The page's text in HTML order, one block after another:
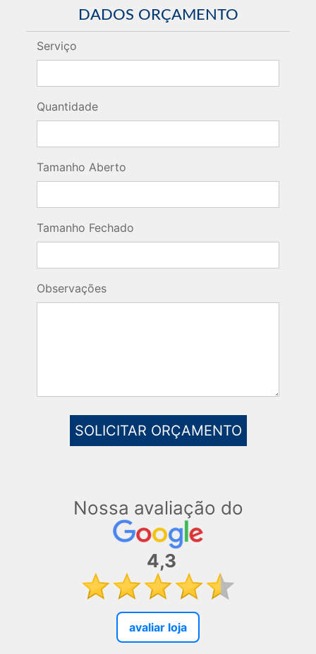
DADOS ORÇAMENTO
Serviço
Quantidade
Tamanho Aberto
Tamanho Fechado
Observações
SOLICITAR ORÇAMENTO
Nossa avaliação do
4,3
avaliar loja